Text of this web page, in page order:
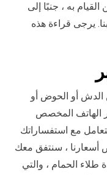
به ، جنبًا إلى
يرجى قراءة هذه
الدش أو الحوض أو
الهاتف المخصص
مع استفساراتك
أسعارنا ، سنتفق معك
طلاء الحمام ، والتي